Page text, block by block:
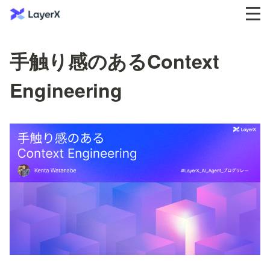
手触り感のあるContext
Engineering